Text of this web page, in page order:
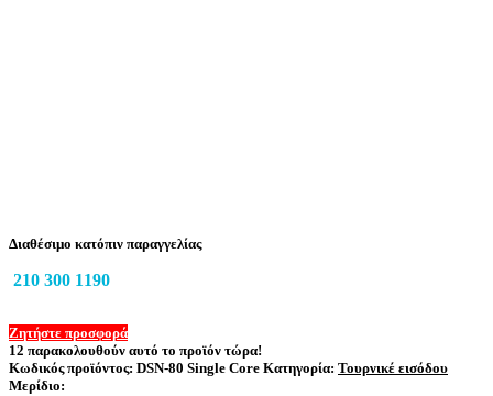
Διαθέσιμο κατόπιν παραγγελίας
210 300 1190
Ζητήστε προσφορά
12 παρακολουθούν αυτό το προϊόν τώρα!
Κωδικός προϊόντος: DSN-80 Single Core Κατηγορία: Τουρνικέ εισόδου
Μερίδιο: